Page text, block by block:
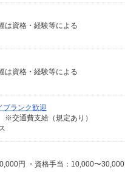
資格・経験等による
資格・経験等による
ブランク歓迎
交通費支給（規定あり）